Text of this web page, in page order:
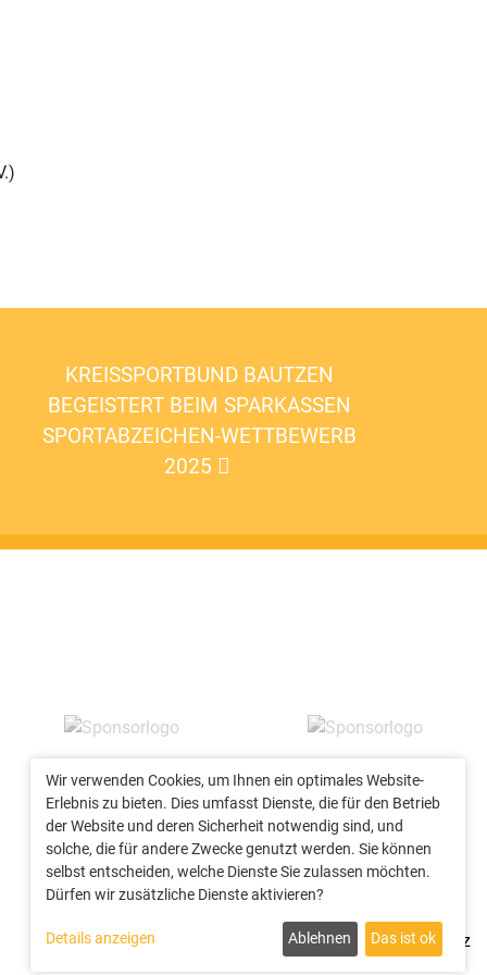
KREISSPORTBUND BAUTZEN
BEGEISTERT BEIM SPARKASSEN
SPORTABZEICHEN-WETTBEWERB
2025
Impressum /Datenschutz
Wir verwenden Cookies, um Ihnen ein optimales Website-
Erlebnis zu bieten. Dies umfasst Dienste, die für den Betrieb
der Website und deren Sicherheit notwendig sind, und
solche, die für andere Zwecke genutzt werden. Sie können
selbst entscheiden, welche Dienste Sie zulassen möchten.
Dürfen wir zusätzliche Dienste aktivieren?
Details anzeigen Ablehnen Das ist ok